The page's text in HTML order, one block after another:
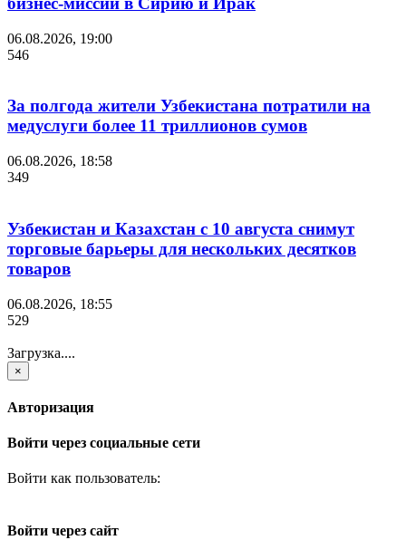
06.08.2026, 19:00
546
За полгода жители Узбекистана потратили на
медуслуги более 11 триллионов сумов
06.08.2026, 18:58
349
Узбекистан и Казахстан с 10 августа снимут
торговые барьеры для нескольких десятков
товаров
06.08.2026, 18:55
529
Загрузка....
×
Авторизация
Войти через социальные сети
Войти как пользователь:
Войти через сайт